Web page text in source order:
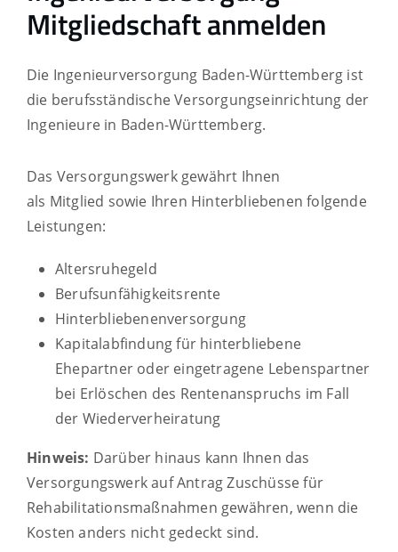
Mitgliedschaft anmelden
Die Ingenieurversorgung Baden-Württemberg ist
die berufsständische Versorgungseinrichtung der
Ingenieure in Baden-Württemberg.
Das Versorgungswerk gewährt Ihnen
als Mitglied sowie Ihren Hinterbliebenen folgende
Leistungen:
Altersruhegeld
Berufsunfähigkeitsrente
Hinterbliebenenversorgung
Kapitalabfindung für hinterbliebene
Ehepartner oder eingetragene Lebenspartner
bei Erlöschen des Rentenanspruchs im Fall
der Wiederverheiratung
Hinweis: Darüber hinaus kann Ihnen das
Versorgungswerk auf Antrag Zuschüsse für
Rehabilitationsmaßnahmen gewähren, wenn die
Kosten anders nicht gedeckt sind.